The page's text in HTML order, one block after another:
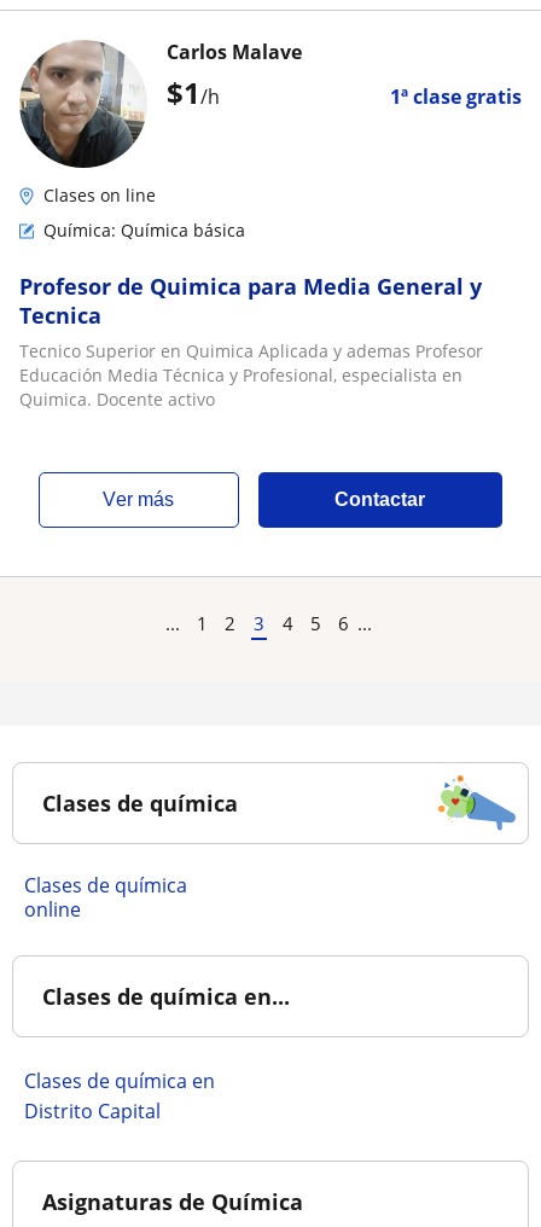
$1/h 1ª clase gratis
Carlos Malave
Clases on line
Química: Química básica
Profesor de Quimica para Media General y
Tecnica
Tecnico Superior en Quimica Aplicada y ademas Profesor
Educación Media Técnica y Profesional, especialista en
Quimica. Docente activo
ver más Contactar
... 1 2 3 4 5 6 ...
Clases de química
Clases de química
online
Clases de química en...
Clases de química en
Distrito Capital
Asignaturas de Química